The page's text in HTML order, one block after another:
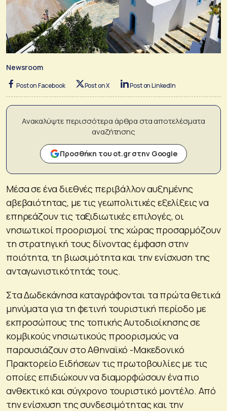
Newsroom
Post on Facebook Post on X Post on LinkedIn
Ανακαλύψτε περισσότερα άρθρα στα αποτελέσματα
αναζήτησης
Προσθήκη του ot.gr στην Google
Μέσα σε ένα διεθνές περιβάλλον αυξημένης
αβεβαιότητας, με τις γεωπολιτικές εξελίξεις να
επηρεάζουν τις ταξιδιωτικές επιλογές, οι
νησιωτικοί προορισμοί της χώρας προσαρμόζουν
τη στρατηγική τους δίνοντας έμφαση στην
ποιότητα, τη βιωσιμότητα και την ενίσχυση της
ανταγωνιστικότητάς τους.
Στα Δωδεκάνησα καταγράφονται τα πρώτα θετικά
μηνύματα για τη φετινή τουριστική περίοδο με
εκπροσώπους της τοπικής Αυτοδιοίκησης σε
κομβικούς νησιωτικούς προορισμούς να
παρουσιάζουν στο Αθηναϊκό -Μακεδονικό
Πρακτορείο Ειδήσεων τις πρωτοβουλίες με τις
οποίες επιδιώκουν να διαμορφώσουν ένα πιο
ανθεκτικό και σύγχρονο τουριστικό μοντέλο. Από
την ενίσχυση της συνδεσιμότητας και την